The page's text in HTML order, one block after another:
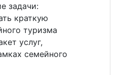
задачи:
краткую
туризма
услуг,
семейного